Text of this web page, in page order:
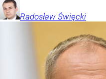
Radosław Święcki